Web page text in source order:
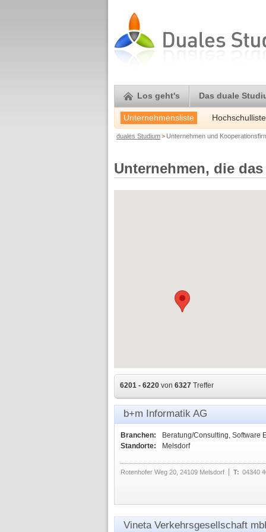
Los geht's Das duale
Unternehmensliste Hochschulliste
duales Studium> Unternehmen und
Unternehmen, die
6201 - 6220 von 6327 Treffer
b+m Informatik AG
Branchen:
Beratung/Consulting, Software
Standorte:
Melsdorf
Rotenhofer Weg 20, 24109 Melsdorf T: 04340
Vineta Verkehrsgesellschaft